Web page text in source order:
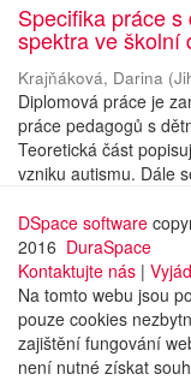
Specifika práce
spektra ve školní
Krajňáková, Darina (
Diplomová práce je
práce pedagogů s
Teoretická část
vzniku autismu. Dále
DSpace software
2016 DuraSpace
Kontaktujte nás |
Na tomto webu jsou
pouze cookies
zajištění fungování
není nutné získat